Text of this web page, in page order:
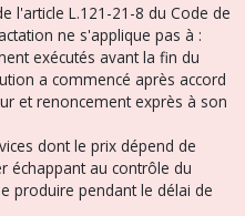
l'article L.121-21-8 du Code de
ne s'applique pas à :
exécutés avant la fin du
a commencé après accord
et renoncement exprès à son
dont le prix dépend de
échappant au contrôle du
produire pendant le délai de